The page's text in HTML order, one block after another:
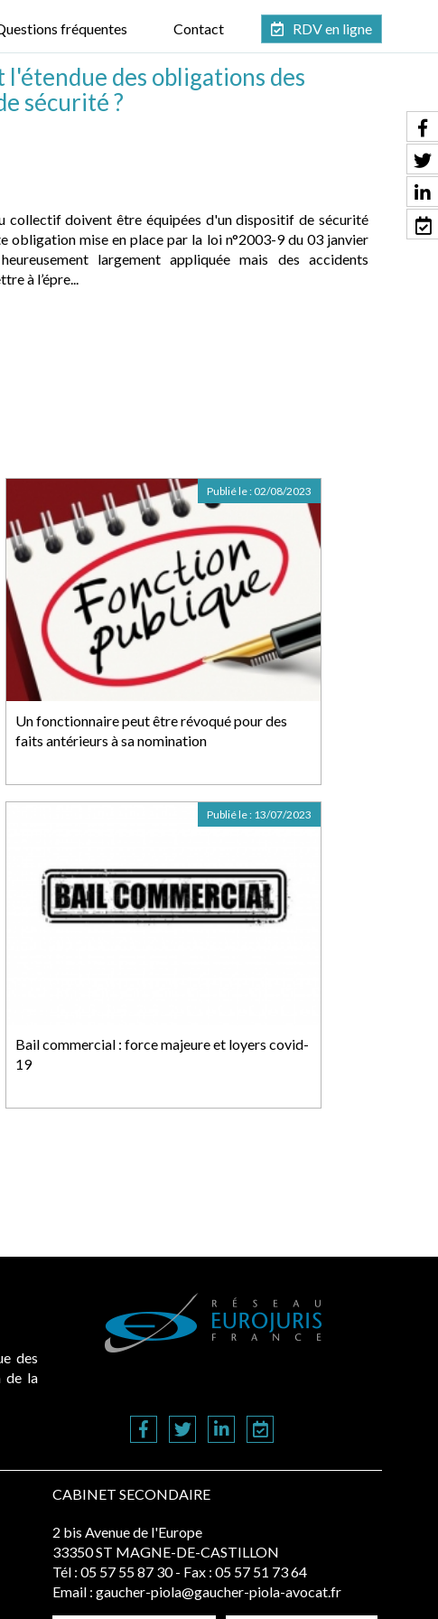
fréquentes Contact RDV en ligne
l'étendue des obligations des
sécurité ?
collectif doivent être équipées d'un dispositif de sécurité
obligation mise en place par la loi n°2003-9 du 03 janvier
largement appliquée mais des accidents
à l’épre...
Un fonctionnaire peut être révoqué pour des
faits antérieurs à sa nomination
Publié le : 02/08/2023
Bail commercial : force majeure et loyers covid-
19
Publié le : 13/07/2023
des
de la
CABINET SECONDAIRE
2 bis Avenue de l'Europe
33350 ST MAGNE-DE-CASTILLON
Tél : 05 57 55 87 30 - Fax : 05 57 51 73 64
Email : gaucher-piola@gaucher-piola-avocat.fr